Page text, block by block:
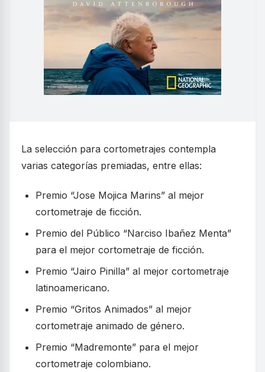
La selección para cortometrajes contempla
varias categorías premiadas, entre ellas:
Premio “Jose Mojica Marins” al mejor
cortometraje de ficción.
Premio del Público “Narciso Ibañez Menta”
para el mejor cortometraje de ficción.
Premio “Jairo Pinilla” al mejor cortometraje
latinoamericano.
Premio “Gritos Animados” al mejor
cortometraje animado de género.
Premio “Madremonte” para el mejor
cortometraje colombiano.